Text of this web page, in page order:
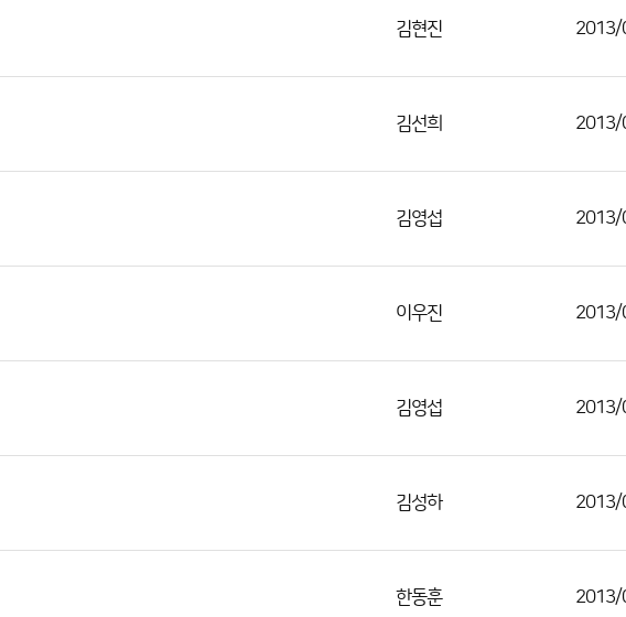
김현진 2013/
김선희 2013/
김영섭 2013/
이우진 2013/
김영섭 2013/
김성하 2013/
한동훈 2013/